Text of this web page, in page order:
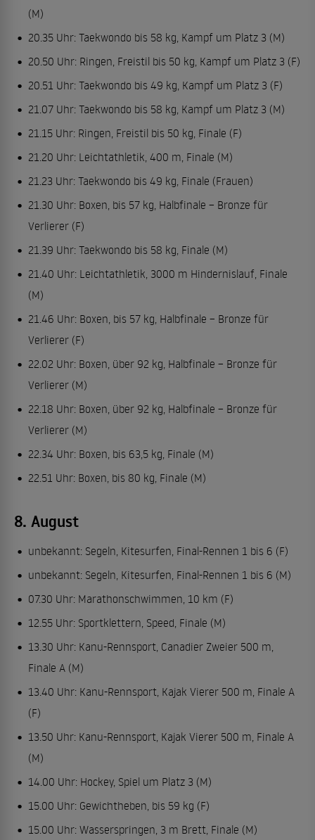
(M)
20.35 Uhr: Taekwondo bis 58 kg, Kampf um Platz 3 (M)
20.50 Uhr: Ringen, Freistil bis 50 kg, Kampf um Platz 3 (F)
20.51 Uhr: Taekwondo bis 49 kg, Kampf um Platz 3 (F)
21.07 Uhr: Taekwondo bis 58 kg, Kampf um Platz 3 (M)
21.15 Uhr: Ringen, Freistil bis 50 kg, Finale (F)
21.20 Uhr: Leichtathletik, 400 m, Finale (M)
21.23 Uhr: Taekwondo bis 49 kg, Finale (Frauen)
21.30 Uhr: Boxen, bis 57 kg, Halbfinale – Bronze für
Verlierer (F)
21.39 Uhr: Taekwondo bis 58 kg, Finale (M)
21.40 Uhr: Leichtathletik, 3000 m Hindernislauf, Finale
(M)
21.46 Uhr: Boxen, bis 57 kg, Halbfinale – Bronze für
Verlierer (F)
22.02 Uhr: Boxen, über 92 kg, Halbfinale – Bronze für
Verlierer (M)
22.18 Uhr: Boxen, über 92 kg, Halbfinale – Bronze für
Verlierer (M)
22.34 Uhr: Boxen, bis 63,5 kg, Finale (M)
22.51 Uhr: Boxen, bis 80 kg, Finale (M)
8. August
unbekannt: Segeln, Kitesurfen, Final-Rennen 1 bis 6 (F)
unbekannt: Segeln, Kitesurfen, Final-Rennen 1 bis 6 (M)
07.30 Uhr: Marathonschwimmen, 10 km (F)
12.55 Uhr: Sportklettern, Speed, Finale (M)
13.30 Uhr: Kanu-Rennsport, Canadier Zweier 500 m,
Finale A (M)
13.40 Uhr: Kanu-Rennsport, Kajak Vierer 500 m, Finale A
(F)
13.50 Uhr: Kanu-Rennsport, Kajak Vierer 500 m, Finale A
(M)
14.00 Uhr: Hockey, Spiel um Platz 3 (M)
15.00 Uhr: Gewichtheben, bis 59 kg (F)
15.00 Uhr: Wasserspringen, 3 m Brett, Finale (M)